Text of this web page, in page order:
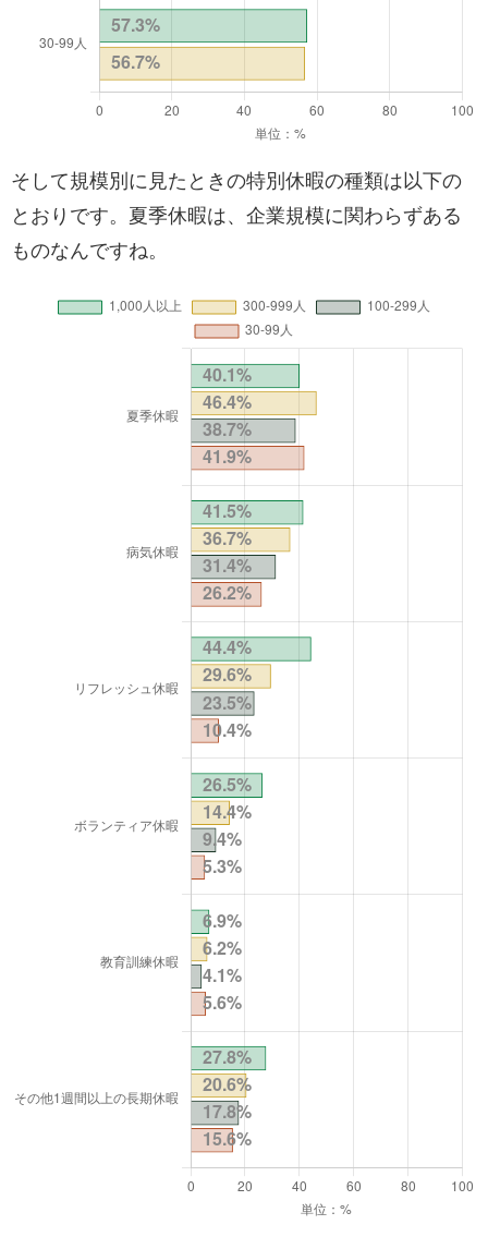
そして規模別に見たときの特別休暇の種類は以下の
とおりです。夏季休暇は、企業規模に関わらずある
ものなんですね。